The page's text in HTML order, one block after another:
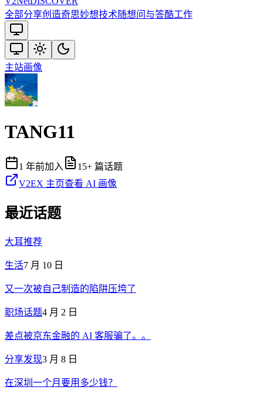
全部分享创造奇思妙想技术随想问与答酷工作
主站画像
TANG11
1 年前加入 15+ 篇话题
V2EX 主页查看 AI 画像
最近话题
大耳推荐
生活7 月 10 日
又一次被自己制造的陷阱压垮了
职场话题4 月 2 日
差点被京东金融的 AI 客服骗了。。
分享发现3 月 8 日
在深圳一个月要用多少钱？